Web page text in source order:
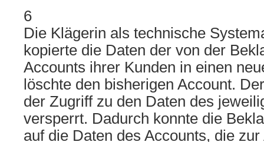
6
Die Klägerin als technische
kopierte die Daten der von der
Accounts ihrer Kunden in einen
löschte den bisherigen Account.
der Zugriff zu den Daten des
versperrt. Dadurch konnte die
auf die Daten des Accounts, die